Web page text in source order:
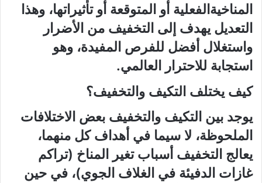
المناخية الفعلية أو المتوقعة أو تأثيراتها، وهذا
التعديل يهدف إلى التخفيف من الأضرار
واستغلال أفضل للفرص المفيدة، وهو
استجابة للاحترار العالمي.
كيف يختلف التكيف والتخفيف؟
يوجد بين التكيف والتخفيف بعض الاختلافات
الملحوظة، لا سيما في أهداف كل منهما،
يعالج التخفيف أسباب تغير المناخ (تراكم
غازات الدفيئة في الغلاف الجوي)، في حين